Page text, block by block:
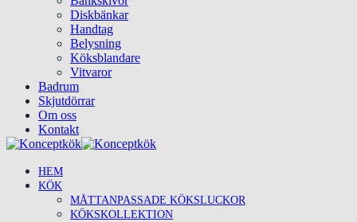
Diskbänkar
Handtag
Belysning
Köksblandare
Vitvaror
Badrum
Skjutdörrar
Om oss
Kontakt
HEM
KÖK
MÅTTANPASSADE KÖKSLUCKOR
KÖKSKOLLEKTION